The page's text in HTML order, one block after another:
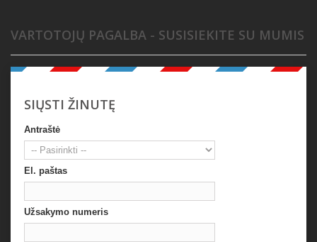
VARTOTOJŲ PAGALBA - SUSISIEKITE SU MUMIS
SIŲSTI ŽINUTĘ
Antraštė
El. paštas
Užsakymo numeris